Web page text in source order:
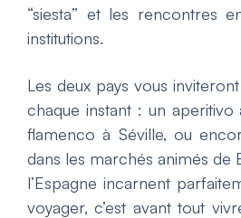
“siesta” et les rencontres
institutions.
Les deux pays vous
chaque instant : un aperitivo
flamenco à Séville, ou
dans les marchés animés de
l’Espagne incarnent
voyager, c’est avant tout